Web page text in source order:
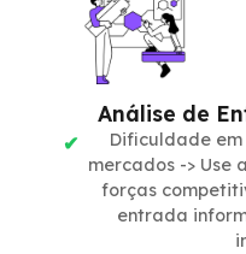
Análise de
Dificuldade
mercados ->
forças
entrada